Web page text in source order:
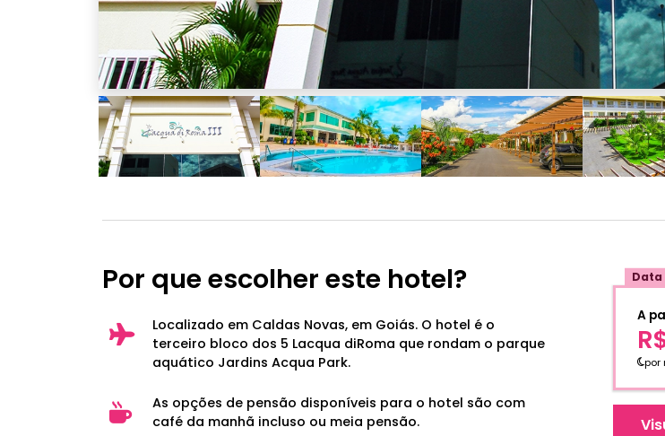
Por que escolher este hotel?
Localizado em Caldas Novas, em Goiás. O hotel é o
terceiro bloco dos 5 Lacqua diRoma que rondam o parque
aquático Jardins Acqua Park.
As opções de pensão disponíveis para o hotel são com
café da manhã incluso ou meia pensão.
Data
A
por